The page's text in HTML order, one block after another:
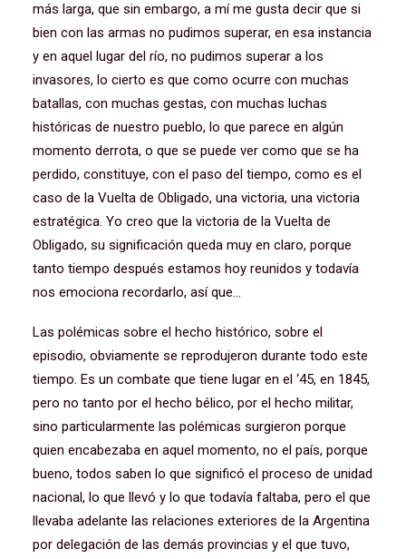
más larga, que sin embargo, a mí me gusta decir que si
bien con las armas no pudimos superar, en esa instancia
y en aquel lugar del río, no pudimos superar a los
invasores, lo cierto es que como ocurre con muchas
batallas, con muchas gestas, con muchas luchas
históricas de nuestro pueblo, lo que parece en algún
momento derrota, o que se puede ver como que se ha
perdido, constituye, con el paso del tiempo, como es el
caso de la Vuelta de Obligado, una victoria, una victoria
estratégica. Yo creo que la victoria de la Vuelta de
Obligado, su significación queda muy en claro, porque
tanto tiempo después estamos hoy reunidos y todavía
nos emociona recordarlo, así que…
Las polémicas sobre el hecho histórico, sobre el
episodio, obviamente se reprodujeron durante todo este
tiempo. Es un combate que tiene lugar en el ‘45, en 1845,
pero no tanto por el hecho bélico, por el hecho militar,
sino particularmente las polémicas surgieron porque
quien encabezaba en aquel momento, no el país, porque
bueno, todos saben lo que significó el proceso de unidad
nacional, lo que llevó y lo que todavía faltaba, pero el que
llevaba adelante las relaciones exteriores de la Argentina
por delegación de las demás provincias y el que tuvo,